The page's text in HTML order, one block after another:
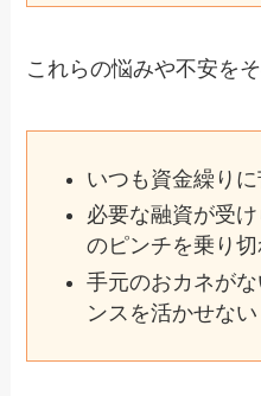
これらの悩みや不安を
いつも資金繰り
必要な融資が受
のピンチを乗り
手元のおカネが
ンスを活かせない